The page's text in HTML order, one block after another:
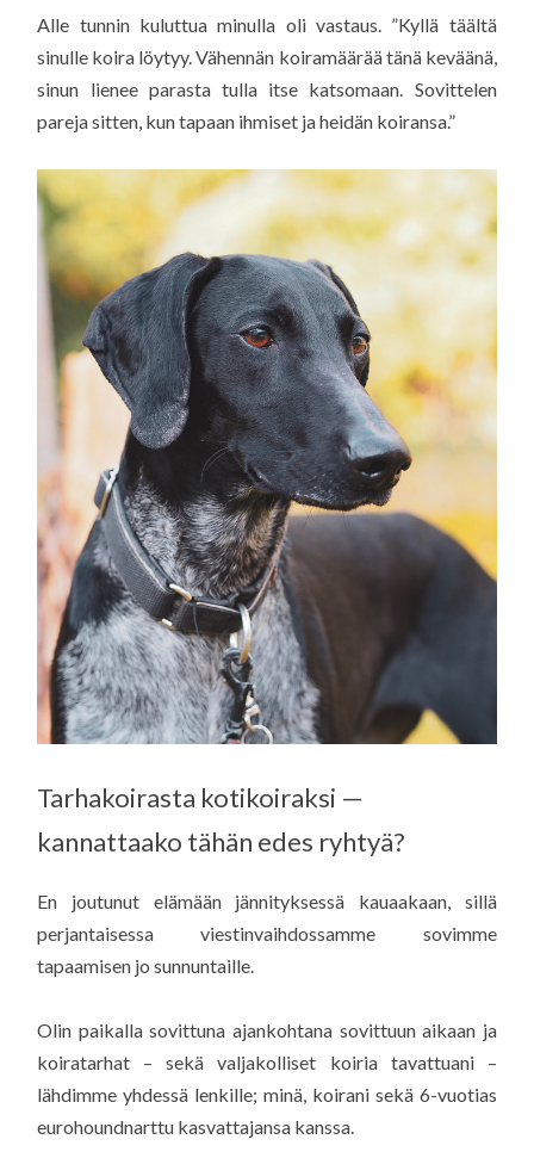
Alle tunnin kuluttua minulla oli vastaus. ”Kyllä täältä
sinulle koira löytyy. Vähennän koiramäärää tänä keväänä,
sinun lienee parasta tulla itse katsomaan. Sovittelen
pareja sitten, kun tapaan ihmiset ja heidän koiransa.”
Tarhakoirasta kotikoiraksi —
kannattaako tähän edes ryhtyä?
En joutunut elämään jännityksessä kauaakaan, sillä
perjantaisessa viestinvaihdossamme sovimme
tapaamisen jo sunnuntaille.
Olin paikalla sovittuna ajankohtana sovittuun aikaan ja
koiratarhat – sekä valjakolliset koiria tavattuani –
lähdimme yhdessä lenkille; minä, koirani sekä 6-vuotias
eurohoundnarttu kasvattajansa kanssa.